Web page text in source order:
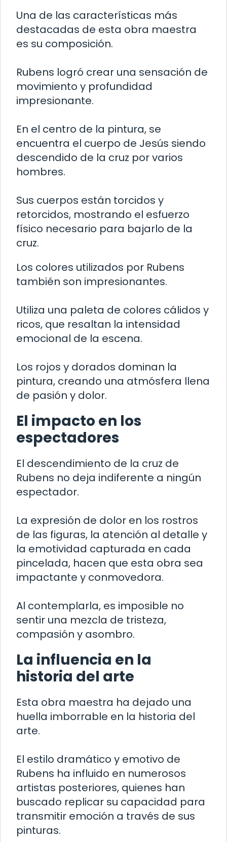
Una de las características más
destacadas de esta obra maestra
es su composición.
Rubens logró crear una sensación de
movimiento y profundidad
impresionante.
En el centro de la pintura, se
encuentra el cuerpo de Jesús siendo
descendido de la cruz por varios
hombres.
Sus cuerpos están torcidos y
retorcidos, mostrando el esfuerzo
físico necesario para bajarlo de la
cruz.
Los colores utilizados por Rubens
también son impresionantes.
Utiliza una paleta de colores cálidos y
ricos, que resaltan la intensidad
emocional de la escena.
Los rojos y dorados dominan la
pintura, creando una atmósfera llena
de pasión y dolor.
El impacto en los
espectadores
El descendimiento de la cruz de
Rubens no deja indiferente a ningún
espectador.
La expresión de dolor en los rostros
de las figuras, la atención al detalle y
la emotividad capturada en cada
pincelada, hacen que esta obra sea
impactante y conmovedora.
Al contemplarla, es imposible no
sentir una mezcla de tristeza,
compasión y asombro.
La influencia en la
historia del arte
Esta obra maestra ha dejado una
huella imborrable en la historia del
arte.
El estilo dramático y emotivo de
Rubens ha influido en numerosos
artistas posteriores, quienes han
buscado replicar su capacidad para
transmitir emoción a través de sus
pinturas.